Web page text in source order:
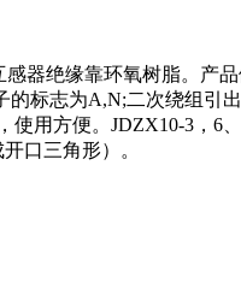
器绝缘靠环氧树脂。产
标志为A,N;二次绕组引
用方便。JDZX10-3，6
口三角形）。